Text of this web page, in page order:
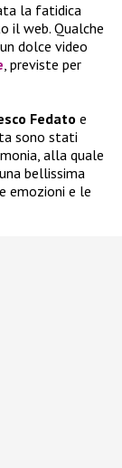
la fatidica
il web. Qualche
dolce video
, previste per
Fedato e
sono stati
alla quale
bellissima
emozioni e le